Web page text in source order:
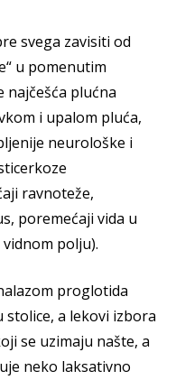
svega zavisiti od
u pomenutim
najčešća plućna
i upalom pluća,
neurološke i
ravnoteže,
poremećaji vida u
polju).
proglotida
a lekovi izbora
se uzimaju našte, a
neko laksativno